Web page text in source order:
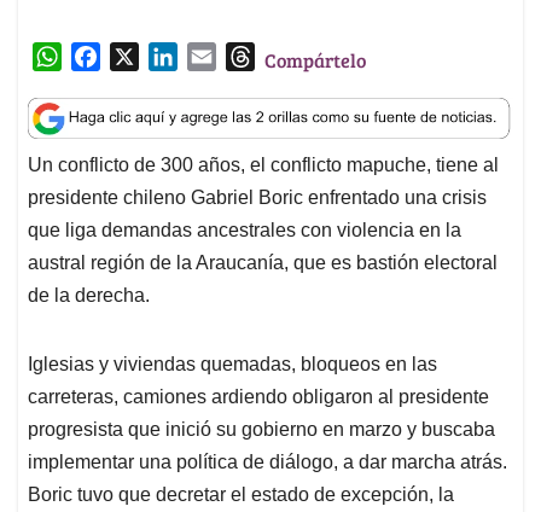
W
a
t
s
A
p
p
c
e
b
o
o
k
n
k
e
d
I
n
a
i
l
T
r
e
a
d
s
Compártelo
Un conflicto de 300 años, el conflicto mapuche, tiene al
presidente chileno Gabriel Boric enfrentado una crisis
que liga demandas ancestrales con violencia en la
austral región de la Araucanía, que es bastión electoral
de la derecha.
Iglesias y viviendas quemadas, bloqueos en las
carreteras, camiones ardiendo obligaron al presidente
progresista que inició su gobierno en marzo y buscaba
implementar una política de diálogo, a dar marcha atrás.
Boric tuvo que decretar el estado de excepción, la